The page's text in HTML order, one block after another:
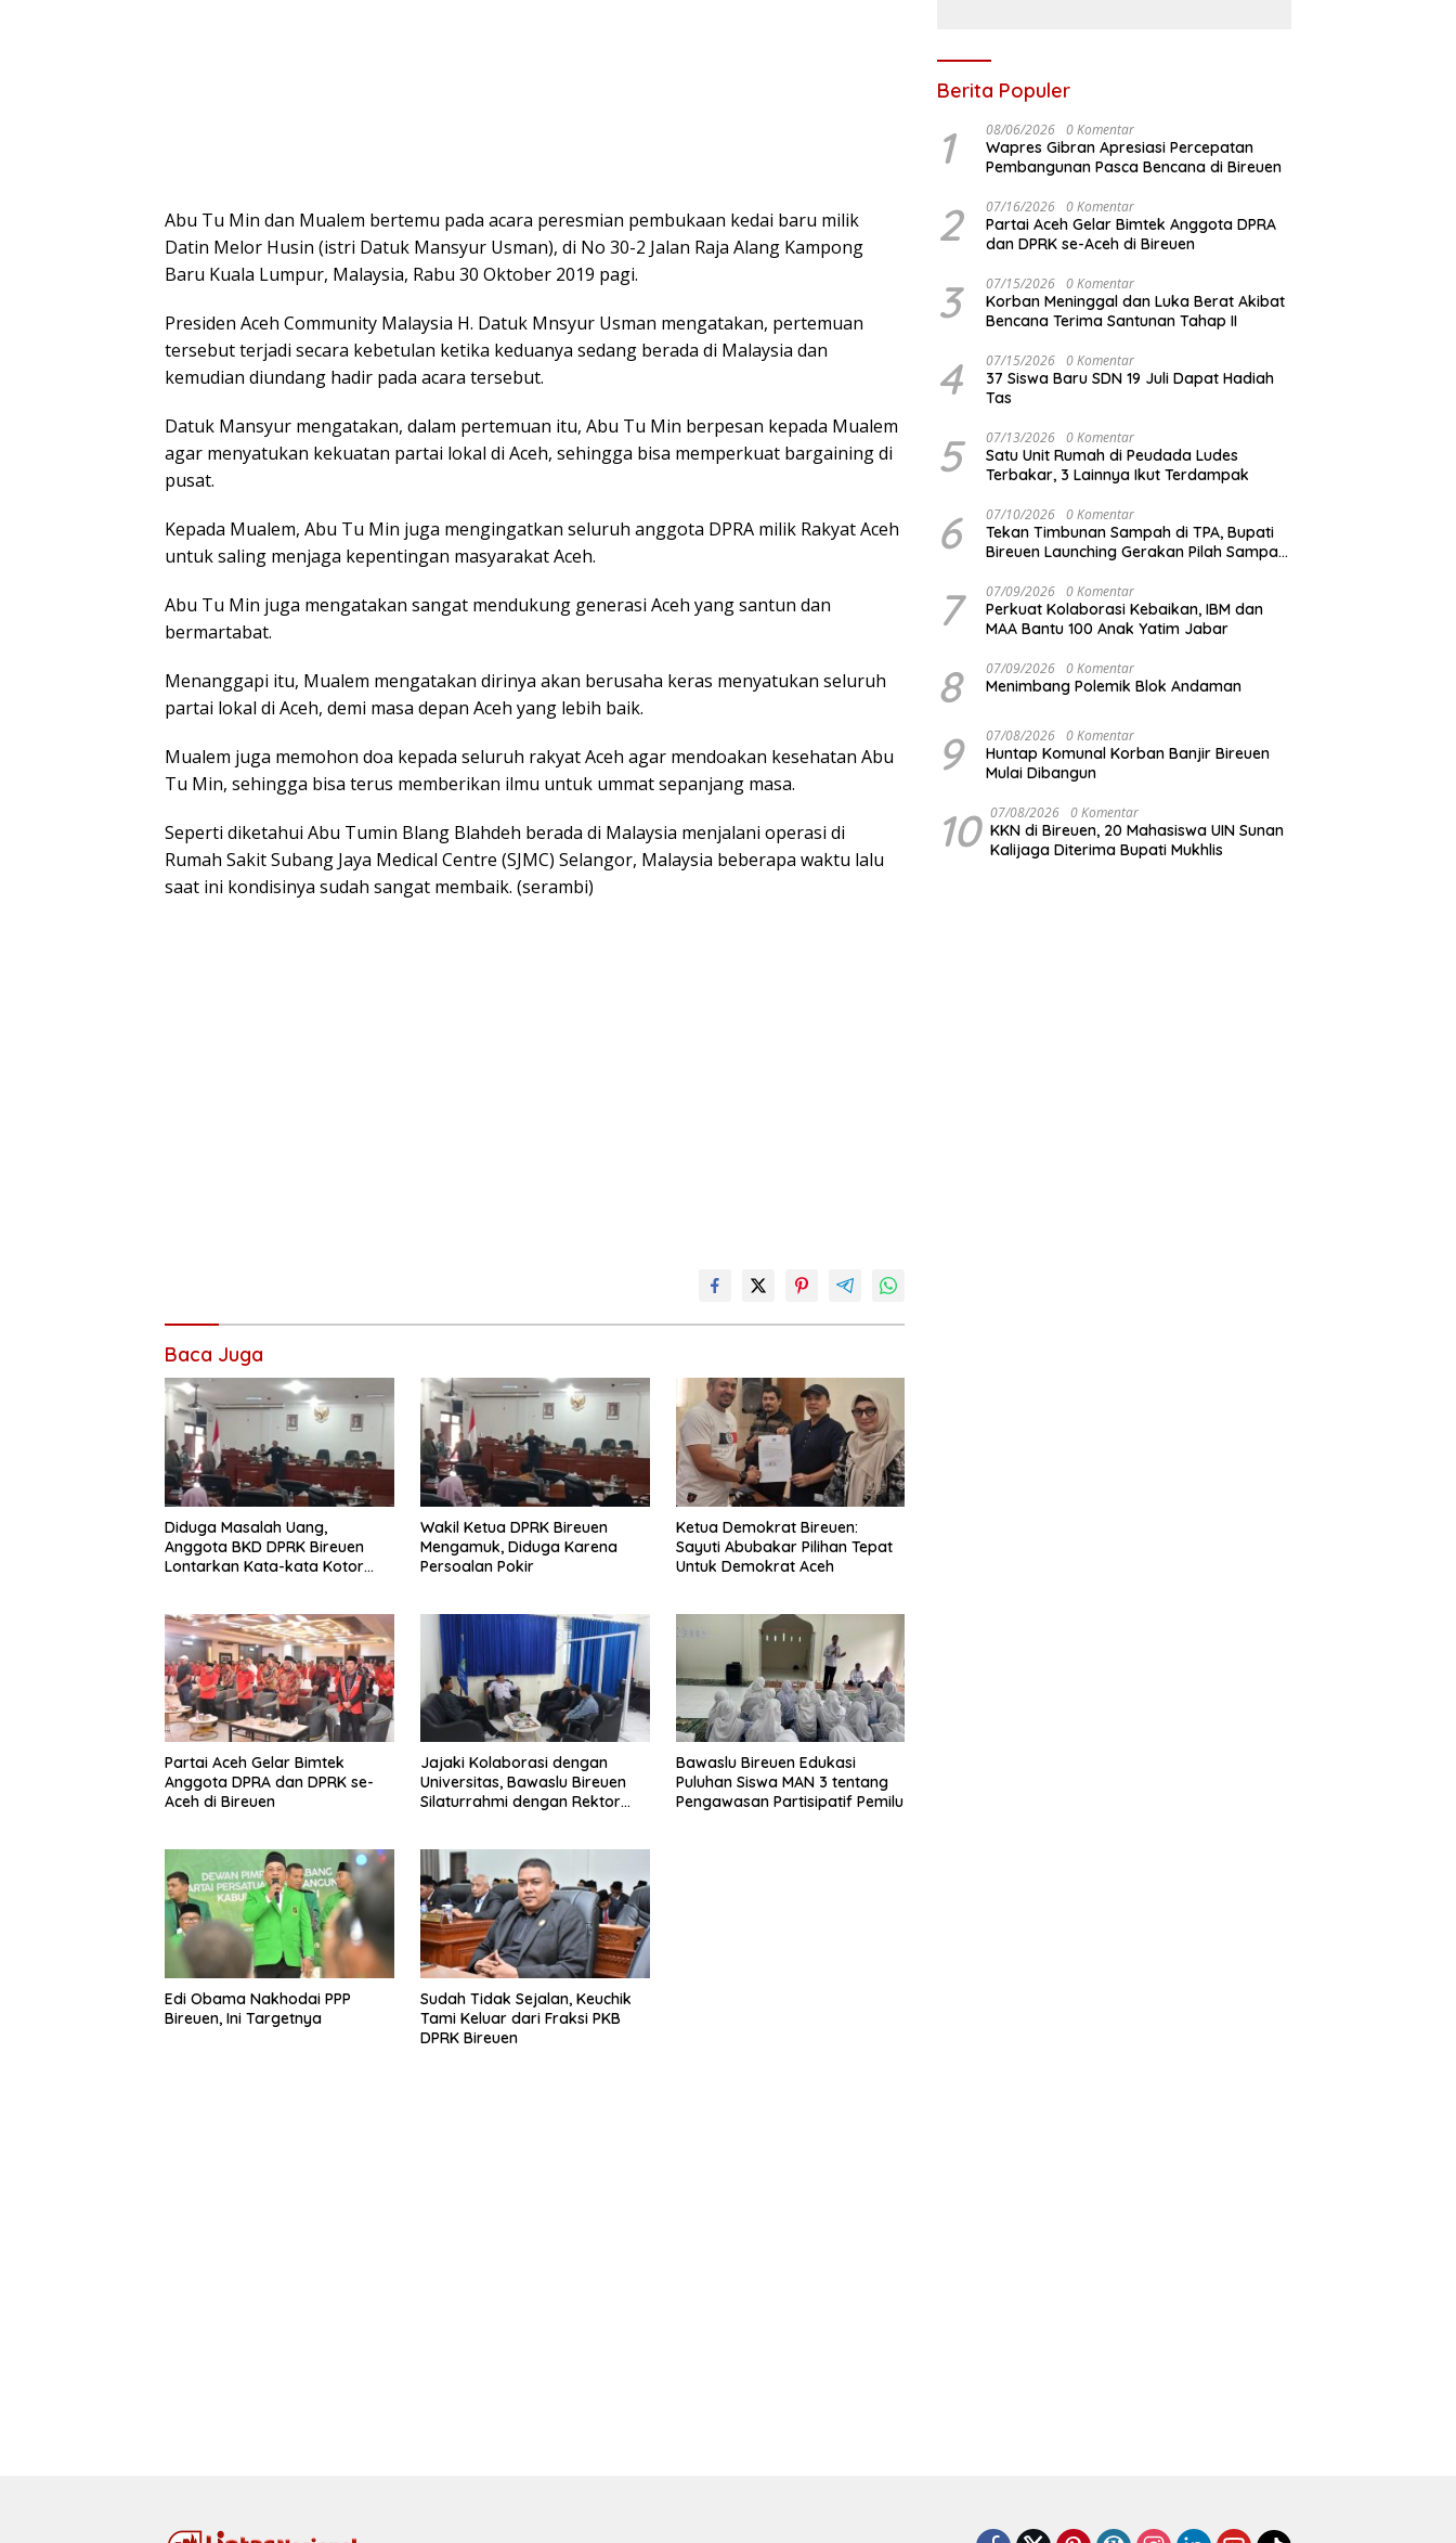
Abu Tu Min dan Mualem bertemu pada acara peresmian pembukaan kedai baru milik
Datin Melor Husin (istri Datuk Mansyur Usman), di No 30-2 Jalan Raja Alang Kampong
Baru Kuala Lumpur, Malaysia, Rabu 30 Oktober 2019 pagi.
Presiden Aceh Community Malaysia H. Datuk Mnsyur Usman mengatakan, pertemuan
tersebut terjadi secara kebetulan ketika keduanya sedang berada di Malaysia dan
kemudian diundang hadir pada acara tersebut.
Datuk Mansyur mengatakan, dalam pertemuan itu, Abu Tu Min berpesan kepada Mualem
agar menyatukan kekuatan partai lokal di Aceh, sehingga bisa memperkuat bargaining di
pusat.
Kepada Mualem, Abu Tu Min juga mengingatkan seluruh anggota DPRA milik Rakyat Aceh
untuk saling menjaga kepentingan masyarakat Aceh.
Abu Tu Min juga mengatakan sangat mendukung generasi Aceh yang santun dan
bermartabat.
Menanggapi itu, Mualem mengatakan dirinya akan berusaha keras menyatukan seluruh
partai lokal di Aceh, demi masa depan Aceh yang lebih baik.
Mualem juga memohon doa kepada seluruh rakyat Aceh agar mendoakan kesehatan Abu
Tu Min, sehingga bisa terus memberikan ilmu untuk ummat sepanjang masa.
Seperti diketahui Abu Tumin Blang Blahdeh berada di Malaysia menjalani operasi di
Rumah Sakit Subang Jaya Medical Centre (SJMC) Selangor, Malaysia beberapa waktu lalu
saat ini kondisinya sudah sangat membaik. (serambi)
Baca Juga
Diduga Masalah Uang,
Anggota BKD DPRK Bireuen
Lontarkan Kata-kata Kotor
Wakil Ketua DPRK Bireuen
Mengamuk, Diduga Karena
Persoalan Pokir
Ketua Demokrat Bireuen:
Sayuti Abubakar Pilihan Tepat
Untuk Demokrat Aceh
Partai Aceh Gelar Bimtek
Anggota DPRA dan DPRK se-
Aceh di Bireuen
Jajaki Kolaborasi dengan
Universitas, Bawaslu Bireuen
Silaturrahmi dengan Rektor
Bawaslu Bireuen Edukasi
Puluhan Siswa MAN 3 tentang
Pengawasan Partisipatif Pemilu
Edi Obama Nakhodai PPP
Bireuen, Ini Targetnya
Sudah Tidak Sejalan, Keuchik
Tami Keluar dari Fraksi PKB
DPRK Bireuen
Berita Populer
1 08/06/2026 0 Komentar
Wapres Gibran Apresiasi Percepatan
Pembangunan Pasca Bencana di Bireuen
2 07/16/2026 0 Komentar
Partai Aceh Gelar Bimtek Anggota DPRA
dan DPRK se-Aceh di Bireuen
3 07/15/2026 0 Komentar
Korban Meninggal dan Luka Berat Akibat
Bencana Terima Santunan Tahap II
4 07/15/2026 0 Komentar
37 Siswa Baru SDN 19 Juli Dapat Hadiah
Tas
5 07/13/2026 0 Komentar
Satu Unit Rumah di Peudada Ludes
Terbakar, 3 Lainnya Ikut Terdampak
6 07/10/2026 0 Komentar
Tekan Timbunan Sampah di TPA, Bupati
Bireuen Launching Gerakan Pilah Sampah
7 07/09/2026 0 Komentar
Perkuat Kolaborasi Kebaikan, IBM dan
MAA Bantu 100 Anak Yatim Jabar
8 07/09/2026 0 Komentar
Menimbang Polemik Blok Andaman
9 07/08/2026 0 Komentar
Huntap Komunal Korban Banjir Bireuen
Mulai Dibangun
10 07/08/2026 0 Komentar
KKN di Bireuen, 20 Mahasiswa UIN Sunan